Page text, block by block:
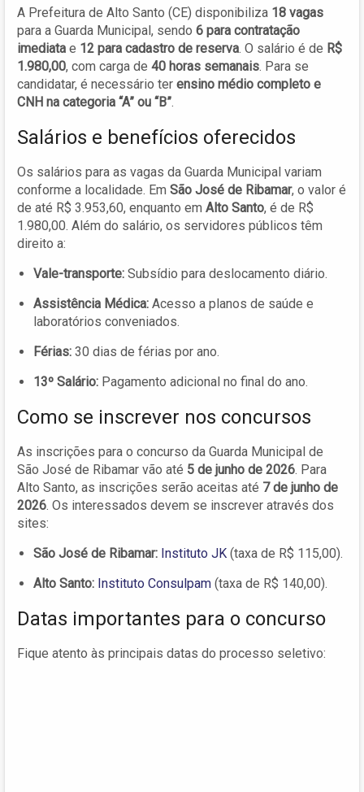
A Prefeitura de Alto Santo (CE) disponibiliza 18 vagas
para a Guarda Municipal, sendo 6 para contratação
imediata e 12 para cadastro de reserva. O salário é de R$
1.980,00, com carga de 40 horas semanais. Para se
candidatar, é necessário ter ensino médio completo e
CNH na categoria “A” ou “B”.
Salários e benefícios oferecidos
Os salários para as vagas da Guarda Municipal variam
conforme a localidade. Em São José de Ribamar, o valor é
de até R$ 3.953,60, enquanto em Alto Santo, é de R$
1.980,00. Além do salário, os servidores públicos têm
direito a:
Vale-transporte: Subsídio para deslocamento diário.
Assistência Médica: Acesso a planos de saúde e
laboratórios conveniados.
Férias: 30 dias de férias por ano.
13º Salário: Pagamento adicional no final do ano.
Como se inscrever nos concursos
As inscrições para o concurso da Guarda Municipal de
São José de Ribamar vão até 5 de junho de 2026. Para
Alto Santo, as inscrições serão aceitas até 7 de junho de
2026. Os interessados devem se inscrever através dos
sites:
São José de Ribamar: Instituto JK (taxa de R$ 115,00).
Alto Santo: Instituto Consulpam (taxa de R$ 140,00).
Datas importantes para o concurso
Fique atento às principais datas do processo seletivo: